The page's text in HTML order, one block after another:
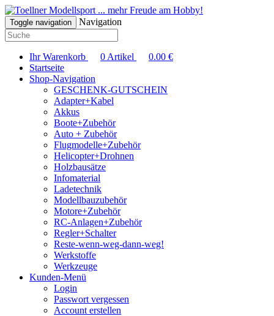
... mehr Freude am Hobby!
Toggle navigation Navigation
Ihr Warenkorb 0 Artikel 0.00 €
Startseite
Shop-Navigation
GESCHENK-GUTSCHEIN
Adapter+Kabel
Akkus
Boote+Zubehör
Auto + Zubehör
Flugmodelle+Zubehör
Helicopter+Drohnen
Holzbausätze
Infomaterial
Ladetechnik
Modellbauzubehör
Motore+Zubehör
RC-Anlagen+Zubehör
Regler+Schalter
Reste-wenn-weg-dann-weg!
Werkstoffe
Werkzeuge
Kunden-Menü
Login
Passwort vergessen
Account erstellen